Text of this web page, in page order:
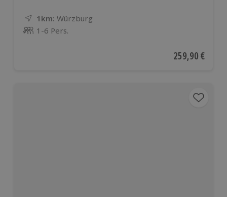
1km: Entfernung
Standort
Würzburg
Anzahl der Teilnehmer
1-6 Pers.
Aktueller Preis
259,90 €